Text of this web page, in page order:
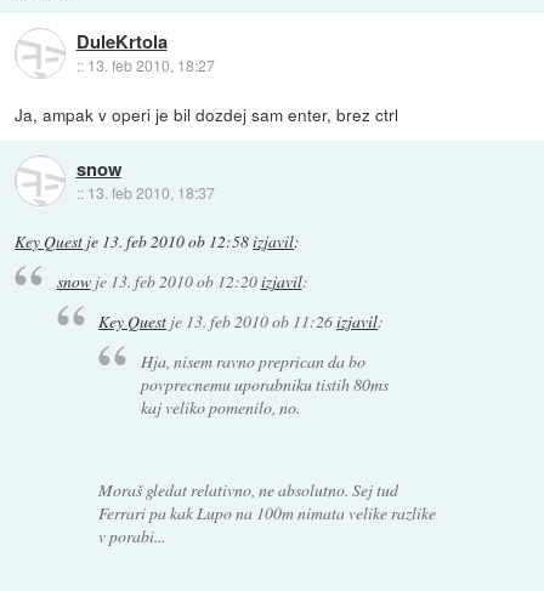
DuleKrtola
:: 13. feb 2010, 18:27
Ja, ampak v operi je bil dozdej sam enter, brez ctrl
snow
:: 13. feb 2010, 18:37
Key Quest je 13. feb 2010 ob 12:58izjavil:
snowje 13. feb 2010 ob 12:20izjavil:
Key Quest je 13. feb 2010 ob 11:26izjavil:
Hja, nisem ravno preprican da bo
povprecnemu uporabniku tistih 80ms
kaj veliko pomenilo, no.
Moraš gledat relativno, ne absolutno. Sej tud
Ferrari pa kak Lupo na 100m nimata velike razlike
v porabi...